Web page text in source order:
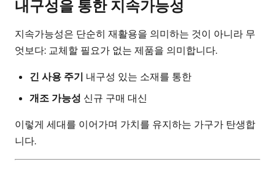
내구성을 통한 지속가능성
지속가능성은 단순히 재활용을 의미하는 것이 아니라 무
엇보다: 교체할 필요가 없는 제품을 의미합니다.
긴 사용 주기 내구성 있는 소재를 통한
개조 가능성 신규 구매 대신
이렇게 세대를 이어가며 가치를 유지하는 가구가 탄생합
니다.